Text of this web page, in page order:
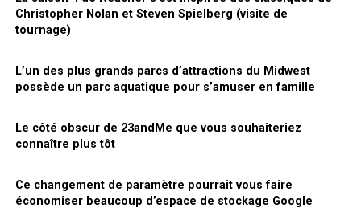
Christopher Nolan et Steven Spielberg (visite de
tournage)
L’un des plus grands parcs d’attractions du Midwest
possède un parc aquatique pour s’amuser en famille
Le côté obscur de 23andMe que vous souhaiteriez
connaître plus tôt
Ce changement de paramètre pourrait vous faire
économiser beaucoup d’espace de stockage Google